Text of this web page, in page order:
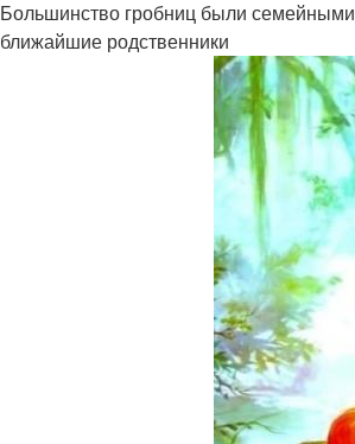
Большинство гробниц были
ближайшие родственники